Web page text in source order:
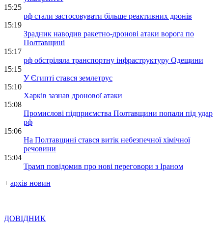
15:25
рф стали застосовувати більше реактивних дронів
15:19
Зрадник наводив ракетно-дронові атаки ворога по
Полтавщині
15:17
рф обстріляла транспортну інфраструктуру Одещини
15:15
У Єгипті стався землетрус
15:10
Харків зазнав дронової атаки
15:08
Промислові підприємства Полтавщини попали під удар
рф
15:06
На Полтавщині стався витік небезпечної хімічної
речовини
15:04
Трамп повідомив про нові переговори з Іраном
+ архів новин
ДОВІДНИК